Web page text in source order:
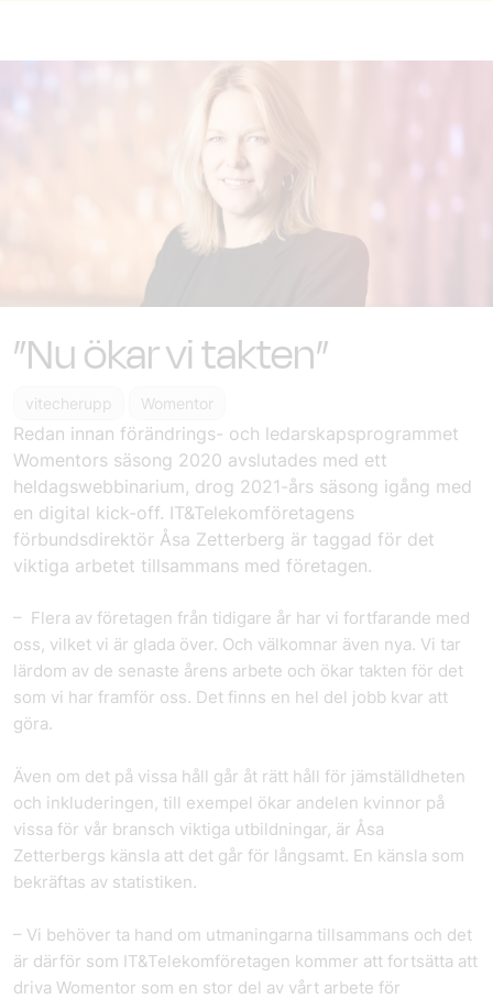
”Nu ökar vi takten”
vitecherupp Womentor
Redan innan förändrings- och ledarskapsprogrammet
Womentors säsong 2020 avslutades med ett
heldagswebbinarium, drog 2021-års säsong igång med
en digital kick-off. IT&Telekomföretagens
förbundsdirektör Åsa Zetterberg är taggad för det
viktiga arbetet tillsammans med företagen.
– Flera av företagen från tidigare år har vi fortfarande med
oss, vilket vi är glada över. Och välkomnar även nya. Vi tar
lärdom av de senaste årens arbete och ökar takten för det
som vi har framför oss. Det finns en hel del jobb kvar att
göra.
Även om det på vissa håll går åt rätt håll för jämställdheten
och inkluderingen, till exempel ökar andelen kvinnor på
vissa för vår bransch viktiga utbildningar, är Åsa
Zetterbergs känsla att det går för långsamt. En känsla som
bekräftas av statistiken.
– Vi behöver ta hand om utmaningarna tillsammans och det
är därför som IT&Telekomföretagen kommer att fortsätta att
driva Womentor som en stor del av vårt arbete för